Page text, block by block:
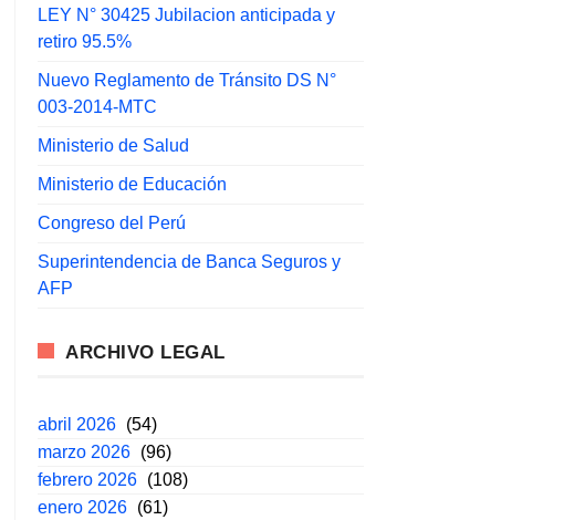
LEY N° 30425 Jubilacion anticipada y
retiro 95.5%
Nuevo Reglamento de Tránsito DS N°
003-2014-MTC
Ministerio de Salud
Ministerio de Educación
Congreso del Perú
Superintendencia de Banca Seguros y
AFP
ARCHIVO LEGAL
abril 2026 (54)
marzo 2026 (96)
febrero 2026 (108)
enero 2026 (61)